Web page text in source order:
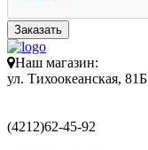
Заказать
Наш магазин:
ул. Тихоокеанская, 81Б
(4212)62-45-92